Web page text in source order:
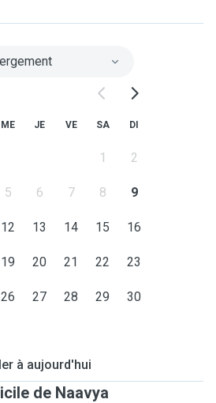
ME JE VE SA DI
1 2
5 6 7 8 9
12 13 14 15 16
19 20 21 22 23
26 27 28 29 30
à aujourd'hui
de Naavya